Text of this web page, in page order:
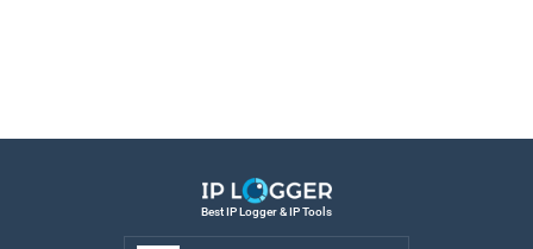
Best IP Logger & IP Tools